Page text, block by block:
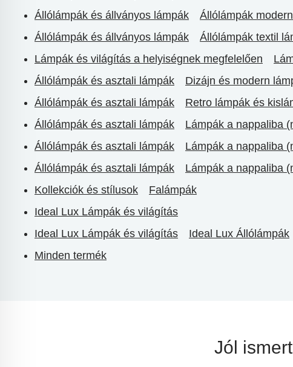
Állólámpák és állványos lámpák
Állólámpák
Állólámpák és állványos lámpák
Állólámpák textil
Lámpák és világítás a helyiségnek megfelelően
Állólámpák és asztali lámpák
Dizájn és modern
Állólámpák és asztali lámpák
Retro lámpák és
Állólámpák és asztali lámpák
Lámpák a nappaliba
Állólámpák és asztali lámpák
Lámpák a nappaliba
Állólámpák és asztali lámpák
Lámpák a nappaliba
Kollekciók és stílusok
Falámpák
Ideal Lux Lámpák és világítás
Ideal Lux Lámpák és világítás
Ideal Lux Állólámpák
Minden termék
Jól